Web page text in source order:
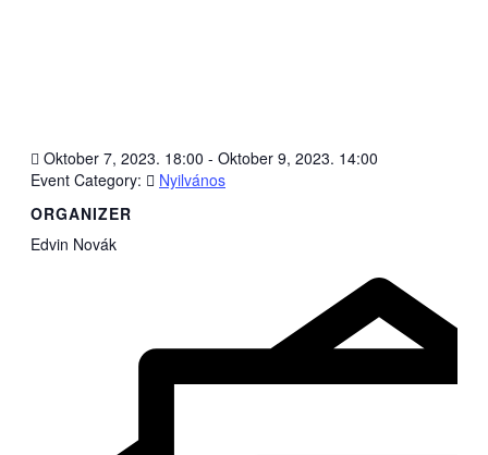
Oktober 7, 2023. 18:00 - Oktober 9, 2023. 14:00
Event Category:
Nyilvános
ORGANIZER
Edvin Novák